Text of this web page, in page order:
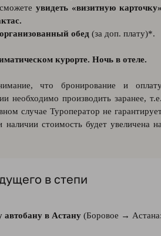
увидеть «визитную
организованный обед (за доп. плату)*.
курорте. Ночь в отеле.
что бронирование и
необходимо производить заранее,
случае Туроператор не
стоимость будет увеличена
в степи
автобану в Астану (Боровое →